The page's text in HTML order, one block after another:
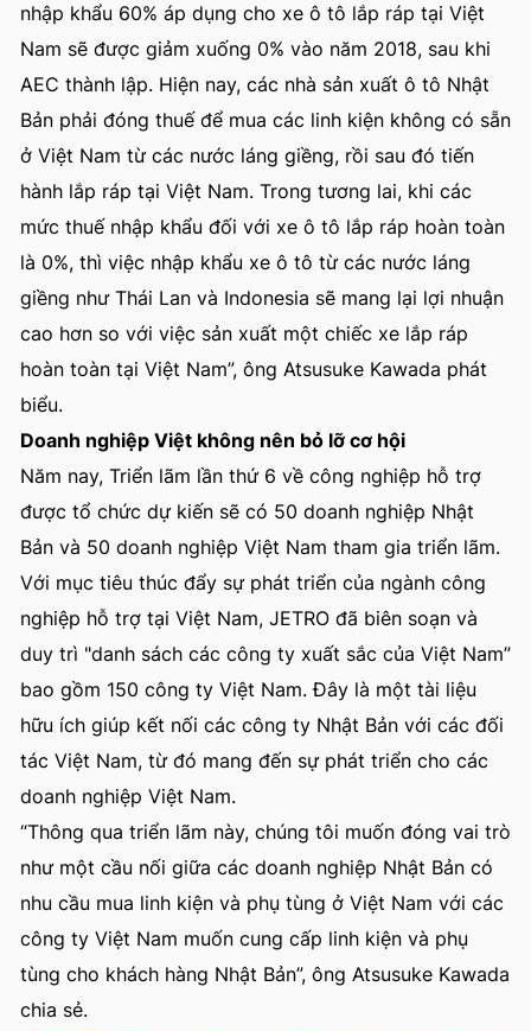
nhập khẩu 60% áp dụng cho xe ô tô lắp ráp tại Việt
Nam sẽ được giảm xuống 0% vào năm 2018, sau khi
AEC thành lập. Hiện nay, các nhà sản xuất ô tô Nhật
Bản phải đóng thuế để mua các linh kiện không có sẵn
ở Việt Nam từ các nước láng giềng, rồi sau đó tiến
hành lắp ráp tại Việt Nam. Trong tương lai, khi các
mức thuế nhập khẩu đối với xe ô tô lắp ráp hoàn toàn
là 0%, thì việc nhập khẩu xe ô tô từ các nước láng
giềng như Thái Lan và Indonesia sẽ mang lại lợi nhuận
cao hơn so với việc sản xuất một chiếc xe lắp ráp
hoàn toàn tại Việt Nam”, ông Atsusuke Kawada phát
biểu.
Doanh nghiệp Việt không nên bỏ lỡ cơ hội
Năm nay, Triển lãm lần thứ 6 về công nghiệp hỗ trợ
được tổ chức dự kiến sẽ có 50 doanh nghiệp Nhật
Bản và 50 doanh nghiệp Việt Nam tham gia triển lãm.
Với mục tiêu thúc đẩy sự phát triển của ngành công
nghiệp hỗ trợ tại Việt Nam, JETRO đã biên soạn và
duy trì "danh sách các công ty xuất sắc của Việt Nam”
bao gồm 150 công ty Việt Nam. Đây là một tài liệu
hữu ích giúp kết nối các công ty Nhật Bản với các đối
tác Việt Nam, từ đó mang đến sự phát triển cho các
doanh nghiệp Việt Nam.
“Thông qua triển lãm này, chúng tôi muốn đóng vai trò
như một cầu nối giữa các doanh nghiệp Nhật Bản có
nhu cầu mua linh kiện và phụ tùng ở Việt Nam với các
công ty Việt Nam muốn cung cấp linh kiện và phụ
tùng cho khách hàng Nhật Bản”, ông Atsusuke Kawada
chia sẻ.